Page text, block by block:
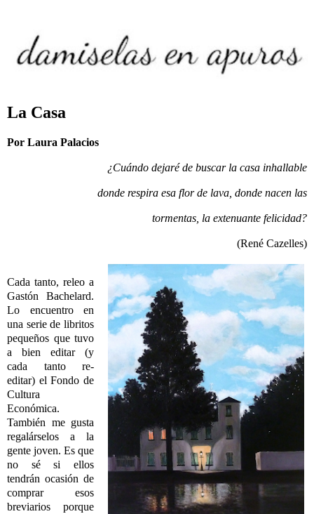
La Casa
Por Laura Palacios
¿Cuándo dejaré de buscar la casa inhallable
donde respira esa flor de lava, donde nacen las
tormentas, la extenuante felicidad?
(René Cazelles)
Cada tanto, releo a
Gastón Bachelard.
Lo encuentro en
una serie de libritos
pequeños que tuvo
a bien editar (y
cada tanto re-
editar) el Fondo de
Cultura
Económica.
También me gusta
regalárselos a la
gente joven. Es que
no sé si ellos
tendrán ocasión de
comprar esos
breviarios porque